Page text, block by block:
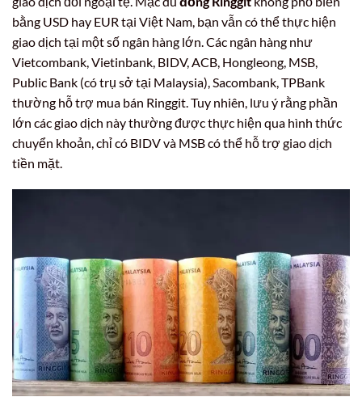
bằng USD hay EUR tại Việt Nam, bạn vẫn có thể thực hiện
giao dịch tại một số ngân hàng lớn. Các ngân hàng như
Vietcombank, Vietinbank, BIDV, ACB, Hongleong, MSB,
Public Bank (có trụ sở tại Malaysia), Sacombank, TPBank
thường hỗ trợ mua bán Ringgit. Tuy nhiên, lưu ý rằng phần
lớn các giao dịch này thường được thực hiện qua hình thức
chuyển khoản, chỉ có BIDV và MSB có thể hỗ trợ giao dịch
tiền mặt.